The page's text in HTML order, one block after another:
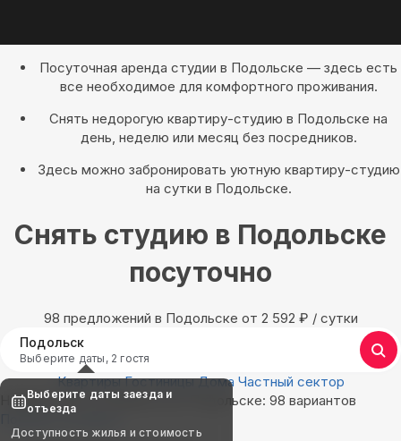
Посуточная аренда студии в Подольске — здесь есть
все необходимое для комфортного проживания.
Снять недорогую квартиру-студию в Подольске на
день, неделю или месяц без посредников.
Здесь можно забронировать уютную квартиру-студию
на сутки в Подольске.
Снять студию в Подольске
посуточно
98 предложений в Подольске oт 2 592 ₽ / сутки
Подольск
Выберите даты, 2 гостя
Квартиры Гостиницы Дома Частный сектор
Найдём, где остановиться в Подольске: 98 вариантов
Показать на карте
Выберите даты заезда и
отъезда
Доступность жилья и стоимость